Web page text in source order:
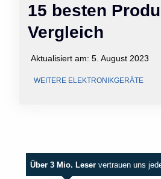
15 besten
Vergleich
Aktualisiert am: 5. August 2023
WEITERE ELEKTRONIKGERÄTE
Über 3 Mio. Leser vertrauen uns